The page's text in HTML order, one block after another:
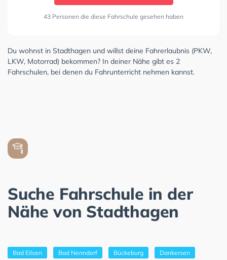
43 Personen die diese Fahrschule gesehen haben
Du wohnst in Stadthagen und willst deine Fahrerlaubnis (PKW,
LKW, Motorrad) bekommen? In deiner Nähe gibt es 2
Fahrschulen, bei denen du Fahrunterricht nehmen kannst.
Suche Fahrschule in der
Nähe von Stadthagen
Bad Eilsen Bad Nenndorf Bückeburg Dankersen